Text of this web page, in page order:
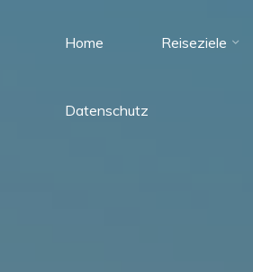
Home Reiseziele
Datenschutz